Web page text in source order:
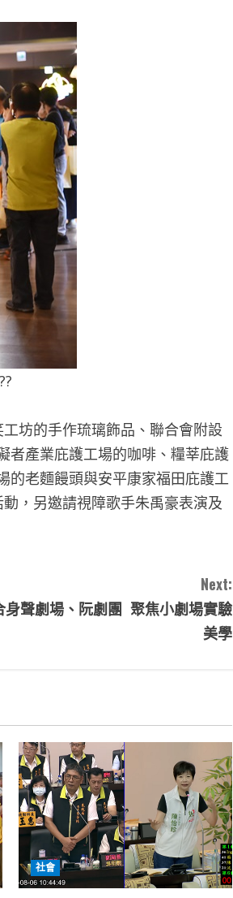
坊的手作琉璃飾品、聯合會附設
者產業庇護工場的咖啡、糧莘庇護
的老麵饅頭與安平康家福田庇護工
，另邀請視障歌手朱禹豪表演及
Next:
身聲劇場、阮劇團 聚焦小劇場實驗
美學
社會